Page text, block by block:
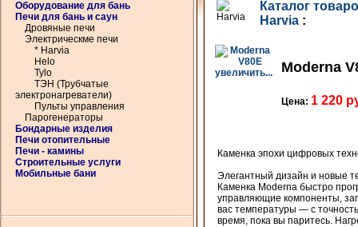
Оборудование для бань
Печи для бань и саун
Дровяные печи
Электрическме печи
* Harvia
Helo
Tylo
ТЭН (Трубчатые
электронагреватели)
Пульты управления
Парогенераторы
Бондарные изделия
Печи отопительные
Печи - камины
Строительные услуги
Мобильные бани
Каталог
Harvia :
увеличить... Moderna
Цена: 1 220
Каменка эпохи цифровых
Элегантный дизайн и новые
Каменка Moderna быстро
управляющие компоненты,
вас температуры — с
время, пока вы паритесь.